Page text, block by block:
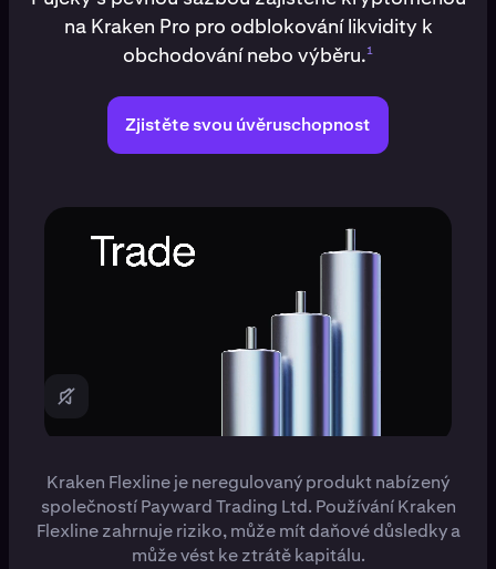
na Kraken Pro pro odblokování likvidity k
obchodování nebo výběru.1
Zjistěte svou úvěruschopnost
Kraken Flexline je neregulovaný produkt nabízený
společností Payward Trading Ltd. Používání Kraken
Flexline zahrnuje riziko, může mít daňové důsledky a
může vést ke ztrátě kapitálu.